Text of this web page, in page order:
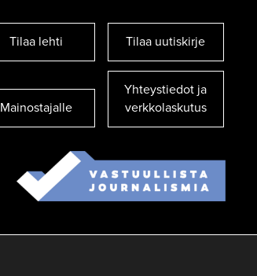
Tilaa lehti Tilaa uutiskirje
Mainostajalle
Yhteystiedot ja
verkkolaskutus